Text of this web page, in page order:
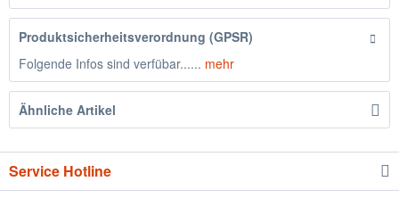
Produktsicherheitsverordnung (GPSR)
Folgende Infos sind verfübar...... mehr
Ähnliche Artikel
Service Hotline